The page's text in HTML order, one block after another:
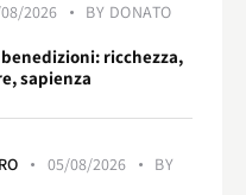
2026 BY DONATO
ricchezza,
sapienza
05/08/2026
BY